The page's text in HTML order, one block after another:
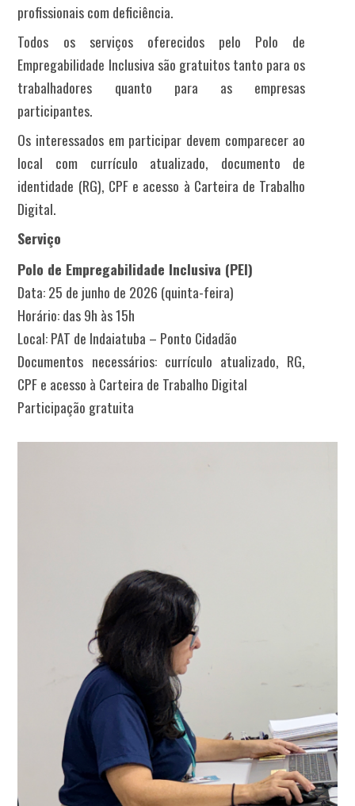
profissionais com deficiência.
Todos os serviços oferecidos pelo Polo de
Empregabilidade Inclusiva são gratuitos tanto para os
trabalhadores quanto para as empresas
participantes.
Os interessados em participar devem comparecer ao
local com currículo atualizado, documento de
identidade (RG), CPF e acesso à Carteira de Trabalho
Digital.
Serviço
Polo de Empregabilidade Inclusiva (PEI)
Data: 25 de junho de 2026 (quinta-feira)
Horário: das 9h às 15h
Local: PAT de Indaiatuba – Ponto Cidadão
Documentos necessários: currículo atualizado, RG,
CPF e acesso à Carteira de Trabalho Digital
Participação gratuita